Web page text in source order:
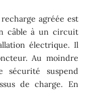
agréée est
câble à un circuit
électrique. Il
Au moindre
sécurité suspend
de charge. En